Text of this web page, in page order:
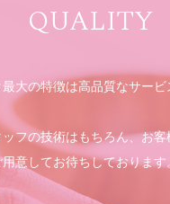
QUALITY
大の特徴は高品質なサービ
フの技術はもちろん、お
意してお待ちしております